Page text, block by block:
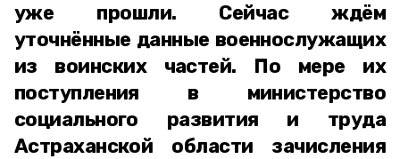
уже прошли. Сейчас ждём
уточнённые данные военнослужащих
из воинских частей. По мере их
поступления в министерство
социального развития и труда
Астраханской области зачисления